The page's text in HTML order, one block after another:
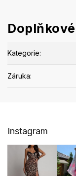
Kategorie:
Záruka:
Instagram